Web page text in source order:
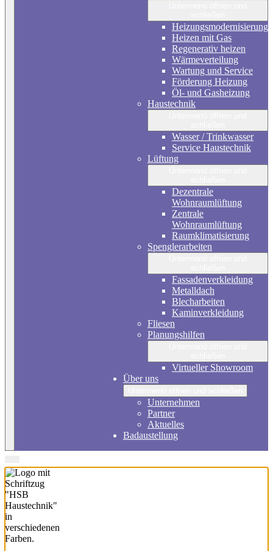
Heizungsmodernisierung
Heizen mit Gas
Regenerativ heizen
Wärmeverteilung
Wartung und Service
Förderung Heizung
Öl- und Gasheizung
Haustechnik
Wasser / Trinkwasser
Service Haustechnik
Lüftung
Dezentrale
Wohnraumlüftung
Zentrale
Wohnraumlüftung
Raumklimatisierung
Spenglerarbeiten
Fassadenverkleidung
Metalldach
Blecharbeiten
Kaminverkleidung
Fliesen
Planungshilfen
Virtueller Showroom
Über uns
Unternehmen
Partner
Aktuelles
Badaustellung